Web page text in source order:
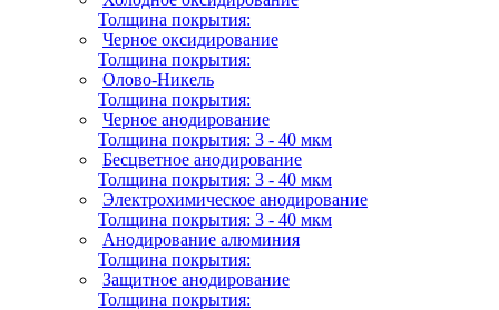
Толщина покрытия:
Черное оксидирование
Толщина покрытия:
Олово-Никель
Толщина покрытия:
Черное анодирование
Толщина покрытия: 3 - 40 мкм
Бесцветное анодирование
Толщина покрытия: 3 - 40 мкм
Электрохимическое анодирование
Толщина покрытия: 3 - 40 мкм
Анодирование алюминия
Толщина покрытия:
Защитное анодирование
Толщина покрытия: